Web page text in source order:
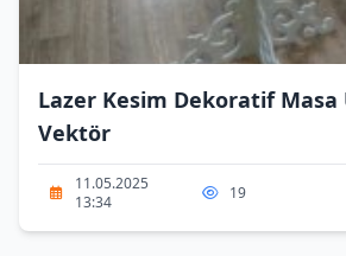
Lazer Kesim Dekoratif Masa
Vektör
11.05.2025
13:34
19